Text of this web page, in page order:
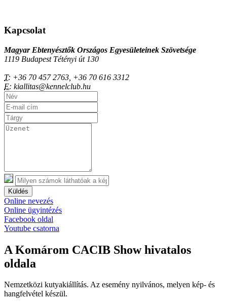
Kapcsolat
Magyar Ebtenyésztők Országos Egyesületeinek Szövetsége
1119 Budapest Tétényi út 130
T: +36 70 457 2763, +36 70 616 3312
E: kiallitas@kennelclub.hu
Küldés
Online nevezés
Online ügyintézés
Facebook oldal
Youtube csatorna
A Komárom CACIB Show hivatalos
oldala
Nemzetközi kutyakiállítás. Az esemény nyilvános, melyen kép- és
hangfelvétel készül.